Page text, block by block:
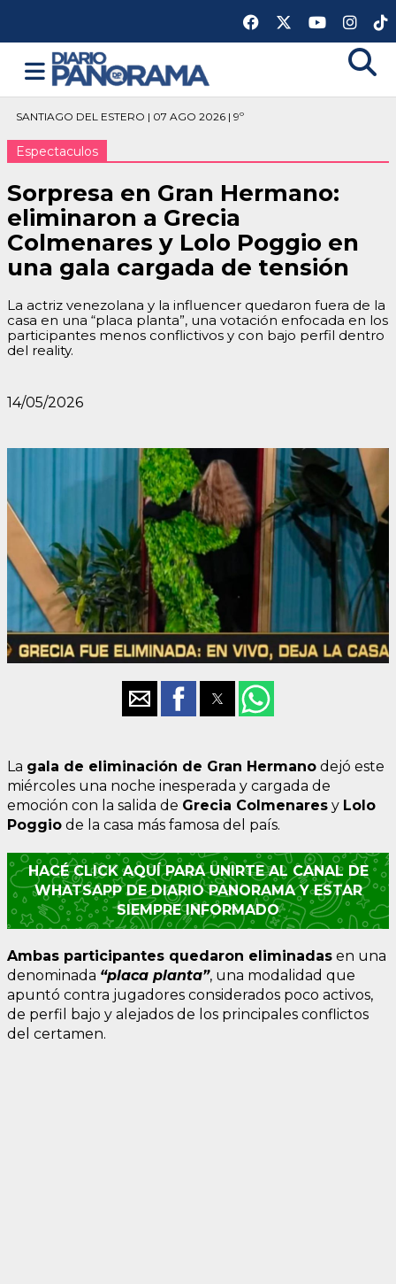
SANTIAGO DEL ESTERO | 07 AGO 2026 | 9º
Espectaculos
Sorpresa en Gran Hermano:
eliminaron a Grecia
Colmenares y Lolo Poggio en
una gala cargada de tensión
La actriz venezolana y la influencer quedaron fuera de la
casa en una “placa planta”, una votación enfocada en los
participantes menos conflictivos y con bajo perfil dentro
del reality.
14/05/2026
La gala de eliminación de Gran Hermano dejó este
miércoles una noche inesperada y cargada de
emoción con la salida de Grecia Colmenares y Lolo
Poggio de la casa más famosa del país.
HACÉ CLICK AQUÍ PARA UNIRTE AL CANAL DE
WHATSAPP DE DIARIO PANORAMA Y ESTAR
SIEMPRE INFORMADO
Ambas participantes quedaron eliminadas en una
denominada “placa planta”, una modalidad que
apuntó contra jugadores considerados poco activos,
de perfil bajo y alejados de los principales conflictos
del certamen.